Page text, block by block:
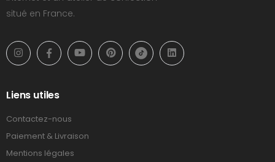
situé en France.
Liens utiles
Contactez-nous
Paiement & Livraison
Mentions légales